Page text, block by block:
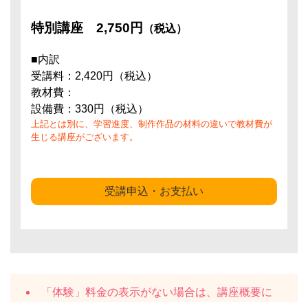
特別講座 2,750円 （税込）
■内訳
受講料：2,420円（税込）
教材費：
設備費：330円（税込）
上記とは別に、学習進度、制作作品の材料の違いで教材費が
生じる講座がございます。
受講申込・お支払い
「体験」料金の表示がない場合は、講座概要に